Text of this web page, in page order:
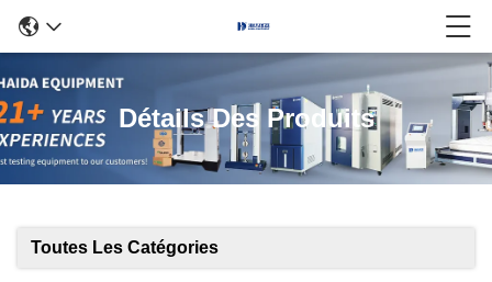
Détails Des Produits
Toutes Les Catégories